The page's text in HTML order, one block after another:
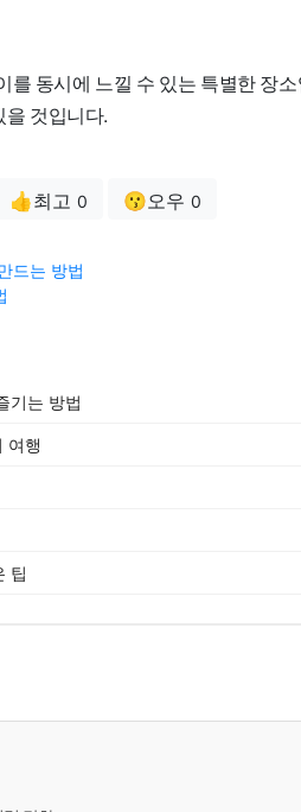
동시에 느낄 수 있는 특별한 장
것입니다.
👍최고 0 😗오우 0
드는 방법
기는 방법
여행
팁